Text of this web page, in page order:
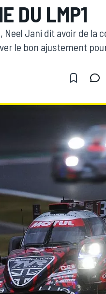
DU LMP1
Neel Jani dit avoir de la
le bon ajustement